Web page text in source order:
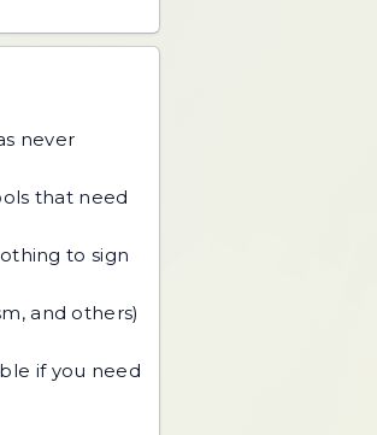
never
that need
to sign
and others)
if you need